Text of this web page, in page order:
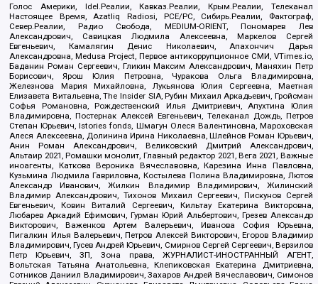
Голос Америки, Idel.Реалии, Кавказ.Реалии, Крым.Реалии, Телеканал
Настоящее Время, Azatliq Radiosi, PCE/PC, Сибирь.Реалии, Фактограф,
Север.Реалии, Радио Свобода, MEDIUM-ORIENT, Пономарев Лев
Александрович, Савицкая Людмила Алексеевна, Маркелов Сергей
Евгеньевич, Камалягин Денис Николаевич, Апахончич Дарья
Александровна, Medusa Project, Первое антикоррупционное СМИ, VTimes.io,
Баданин Роман Сергеевич, Гликин Максим Александрович, Маняхин Петр
Борисович, Ярош Юлия Петровна, Чуракова Ольга Владимировна,
Железнова Мария Михайловна, Лукьянова Юлия Сергеевна, Маетная
Елизавета Витальевна, The Insider SIA, Рубин Михаил Аркадьевич, Гройсман
Софья Романовна, Рождественский Илья Дмитриевич, Апухтина Юлия
Владимировна, Постернак Алексей Евгеньевич, Телеканал Дождь, Петров
Степан Юрьевич, Istories fonds, Шмагун Олеся Валентиновна, Мароховская
Алеся Алексеевна, Долинина Ирина Николаевна, Шлейнов Роман Юрьевич,
Анин Роман Александрович, Великовский Дмитрий Александрович,
Альтаир 2021, Ромашки монолит, Главный редактор 2021, Вега 2021, Важные
иноагенты, Каткова Вероника Вячеславовна, Карезина Инна Павловна,
Кузьмина Людмила Гавриловна, Костылева Полина Владимировна, Лютов
Александр Иванович, Жилкин Владимир Владимирович, Жилинский
Владимир Александрович, Тихонов Михаил Сергеевич, Пискунов Сергей
Евгеньевич, Ковин Виталий Сергеевич, Кильтау Екатерина Викторовна,
Любарев Аркадий Ефимович, Гурман Юрий Альбертович, Грезев Александр
Викторович, Важенков Артем Валерьевич, Иванова София Юрьевна,
Пигалкин Илья Валерьевич, Петров Алексей Викторович, Егоров Владимир
Владимирович, Гусев Андрей Юрьевич, Смирнов Сергей Сергеевич, Верзилов
Петр Юрьевич, ЗП, Зона права, ЖУРНАЛИСТ-ИНОСТРАННЫЙ АГЕНТ,
Вольтская Татьяна Анатольевна, Клепиковская Екатерина Дмитриевна,
Сотников Даниил Владимирович, Захаров Андрей Вячеславович, Симонов